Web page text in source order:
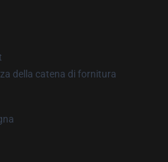
della catena di fornitura